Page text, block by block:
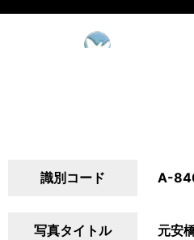
識別コード A-
写真タイトル 元安